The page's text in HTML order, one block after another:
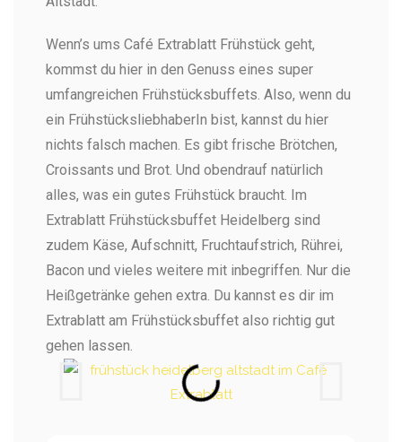
Wenn’s ums Café Extrablatt Frühstück geht,
kommst du hier in den Genuss eines super
umfangreichen Frühstücksbuffets. Also, wenn du
ein FrühstücksliebhaberIn bist, kannst du hier
nichts falsch machen. Es gibt frische Brötchen,
Croissants und Brot. Und obendrauf natürlich
alles, was ein gutes Frühstück braucht. Im
Extrablatt Frühstücksbuffet Heidelberg sind
zudem Käse, Aufschnitt, Fruchtaufstrich, Rührei,
Bacon und vieles weitere mit inbegriffen. Nur die
Heißgetränke gehen extra. Du kannst es dir im
Extrablatt am Frühstücksbuffet also richtig gut
gehen lassen.